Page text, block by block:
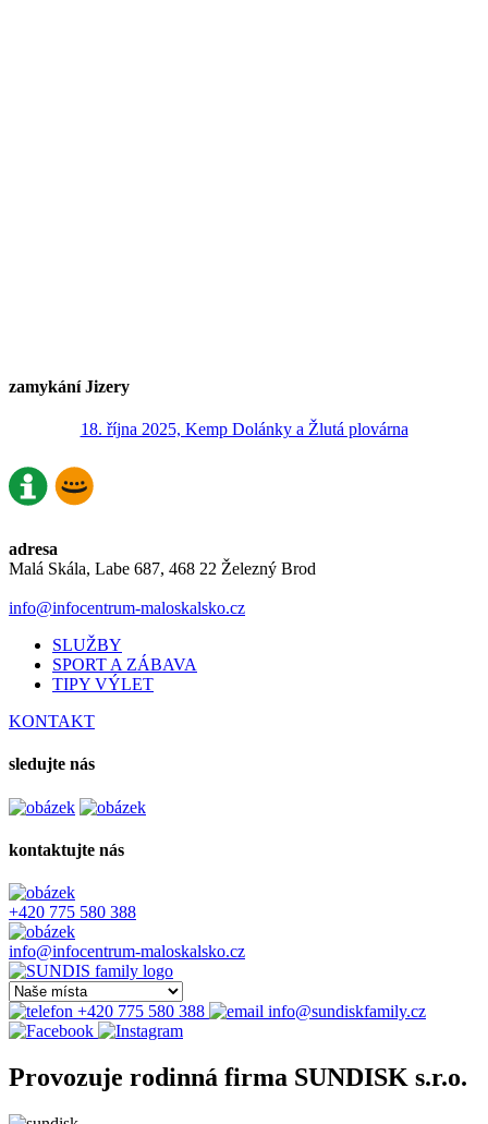
zamykání Jizery
18. října 2025, Kemp Dolánky a Žlutá plovárna
adresa
Malá Skála, Labe 687, 468 22 Železný Brod
info@infocentrum-maloskalsko.cz
SLUŽBY
SPORT A ZÁBAVA
TIPY VÝLET
KONTAKT
sledujte nás
kontaktujte nás
+420 775 580 388
info@infocentrum-maloskalsko.cz
+420 775 580 388 info@sundiskfamily.cz
Provozuje rodinná firma SUNDISK s.r.o.